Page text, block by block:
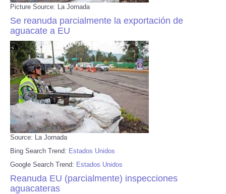
Picture Source: La Jornada
Se reanuda parcialmente la exportación de
aguacate a EU
Source: La Jornada
Bing Search Trend: Estados Unidos
Google Search Trend: Estados Unidos
Reanuda EU (parcialmente) inspecciones
aguacateras